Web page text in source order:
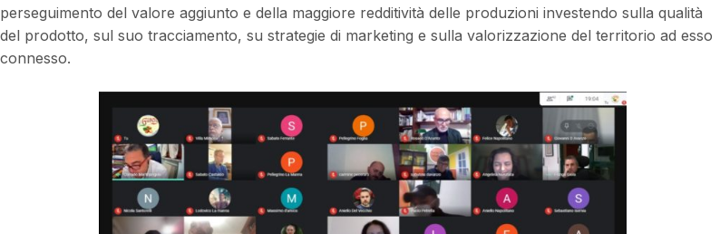
perseguimento del valore aggiunto e della maggiore redditività delle produzioni investendo sulla qualità
del prodotto, sul suo tracciamento, su strategie di marketing e sulla valorizzazione del territorio ad esso
connesso.